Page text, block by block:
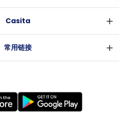
利兹
布里斯托
卡迪夫
布拉德福德
纽卡斯尔
布里斯班
阿德莱德
洛杉矶
Casita
常用链接